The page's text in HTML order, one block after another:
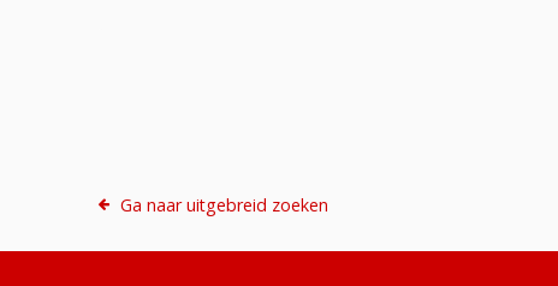
Ga naar uitgebreid zoeken